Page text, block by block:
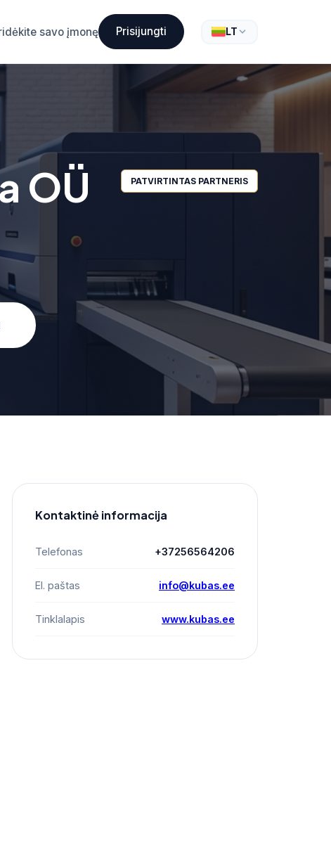
savo įmonę Prisijungti LT
OÜ PATVIRTINTAS PARTNERIS
Kontaktinė informacija
Telefonas +37256564206
El. paštas info@kubas.ee
Tinklalapis www.kubas.ee